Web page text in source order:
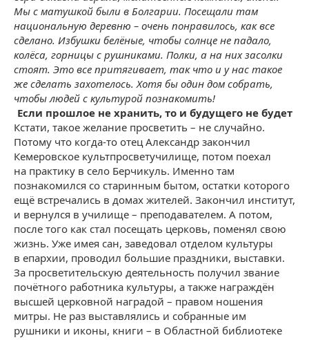
Мы с матушкой были в Болгарии. Посещали там
национальную деревню – очень понравилось, как все
сделано. Избушки белёные, чтобы солнце не падало,
колёса, горницы с рушниками. Полки, а на них засолки
стоят. Это все притягивает, так что и у нас такое
же сделать захотелось. Хотя бы один дом собрать,
чтобы людей с культурой познакомить!
Если прошлое не хранить, то и будущего не будет
Кстати, такое желание просветить – не случайно.
Потому что когда-то отец Александр закончил
Кемеровское культпросветучилище, потом поехал
на практику в село Берчикуль. Именно там
познакомился со старинным бытом, остатки которого
ещё встречались в домах жителей. Закончил институт,
и вернулся в училище – преподавателем. А потом,
после того как стал посещать церковь, поменял свою
жизнь. Уже имея сан, заведовал отделом культуры
в епархии, проводил большие праздники, выставки.
За просветительскую деятельность получил звание
почётного работника культуры, а также награждён
высшей церковной наградой – правом ношения
митры. Не раз выставлялись и собранные им
рушники и иконы, книги – в Областной библиотеке